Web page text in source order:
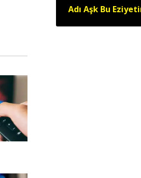
Adı Aşk Bu